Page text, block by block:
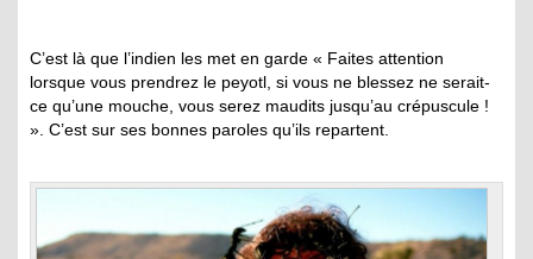
C’est là que l’indien les met en garde « Faites attention
lorsque vous prendrez le peyotl, si vous ne blessez ne serait-
ce qu’une mouche, vous serez maudits jusqu’au crépuscule !
». C’est sur ses bonnes paroles qu’ils repartent.